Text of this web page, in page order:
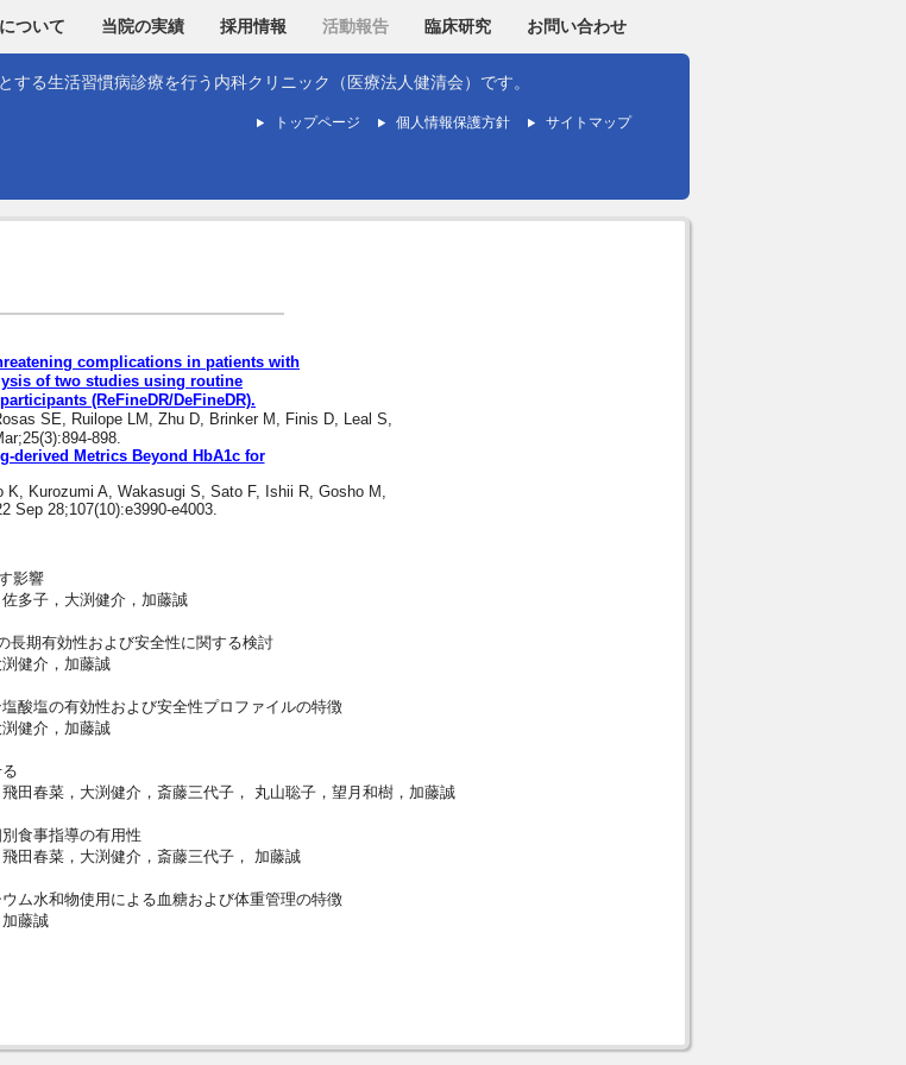
ついて 当院の実績 採用情報 活動報告 臨床研究 お問い合わせ
る生活習慣病診療を行う内科クリニック（医療法人健清会）です。
トップページ 個人情報保護方針 サイトマップ
complications in patients with
of two studies using routine
(ReFineDR/DeFineDR).
SE, Ruilope LM, Zhu D, Brinker M, Finis D, Leal S,
898.
derived Metrics Beyond HbA1c for
Kurozumi A, Wakasugi S, Sato F, Ishii R, Gosho M,
Sep 28;107(10):e3990-e4003.
及ぼす影響
多子，大渕健介，加藤誠
間の長期有効性および安全性に関する検討
健介，加藤誠
塩酸塩の有効性および安全性プロファイルの特徴
健介，加藤誠
春菜，大渕健介，斎藤三代子， 丸山聡子，望月和樹，加藤誠
食事指導の有用性
春菜，大渕健介，斎藤三代子， 加藤誠
ム水和物使用による血糖および体重管理の特徴
藤誠